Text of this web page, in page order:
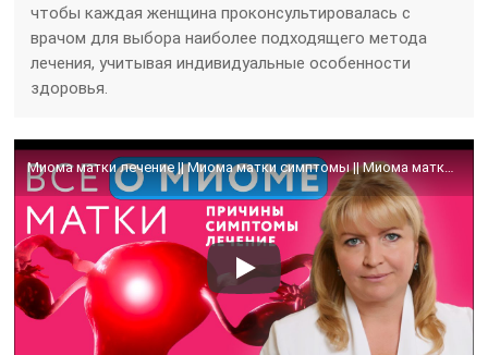
чтобы каждая женщина проконсультировалась с
врачом для выбора наиболее подходящего метода
лечения, учитывая индивидуальные особенности
здоровья.